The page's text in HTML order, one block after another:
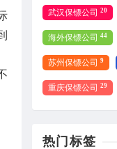
武汉保镖公司 20
海外保镖公司 44
苏州保镖公司 9
重庆保镖公司 29
热门标签